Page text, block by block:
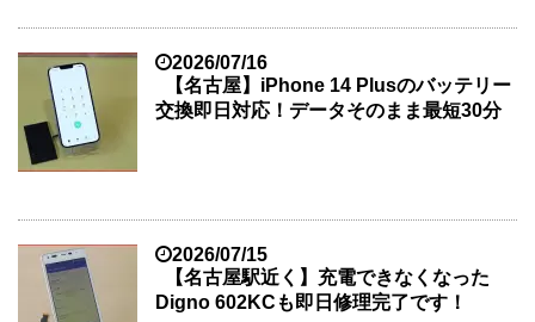
2026/07/16
【名古屋】iPhone 14 Plusのバッテリー
交換即日対応！データそのまま最短30分
2026/07/15
【名古屋駅近く】充電できなくなった
Digno 602KCも即日修理完了です！